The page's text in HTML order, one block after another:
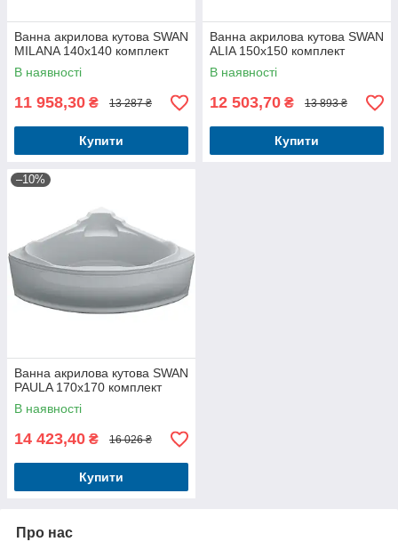
Ванна акрилова кутова SWAN
MILANA 140x140 комплект
В наявності
11 958,30 ₴ 13 287 ₴
Купити
Ванна акрилова кутова SWAN
ALIA 150x150 комплект
В наявності
12 503,70 ₴ 13 893 ₴
Купити
–10%
Ванна акрилова кутова SWAN
PAULA 170x170 комплект
В наявності
14 423,40 ₴ 16 026 ₴
Купити
Про нас